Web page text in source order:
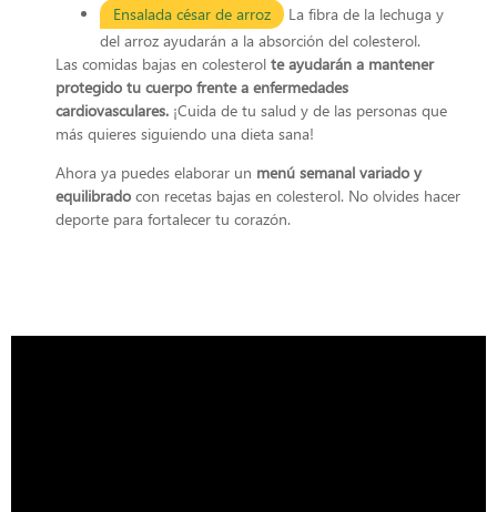
Ensalada césar de arroz
La fibra de la lechuga y
del arroz ayudarán a la absorción del colesterol.
Las comidas bajas en colesterol te ayudarán a mantener
protegido tu cuerpo frente a enfermedades
cardiovasculares. ¡Cuida de tu salud y de las personas que
más quieres siguiendo una dieta sana!
Ahora ya puedes elaborar un menú semanal variado y
equilibrado con recetas bajas en colesterol. No olvides hacer
deporte para fortalecer tu corazón.